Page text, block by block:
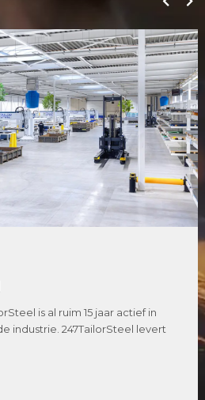
is al ruim 15 jaar actief in
industrie. 247TailorSteel levert